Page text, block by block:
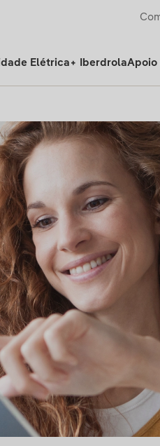
Elétrica+ IberdrolaApoio